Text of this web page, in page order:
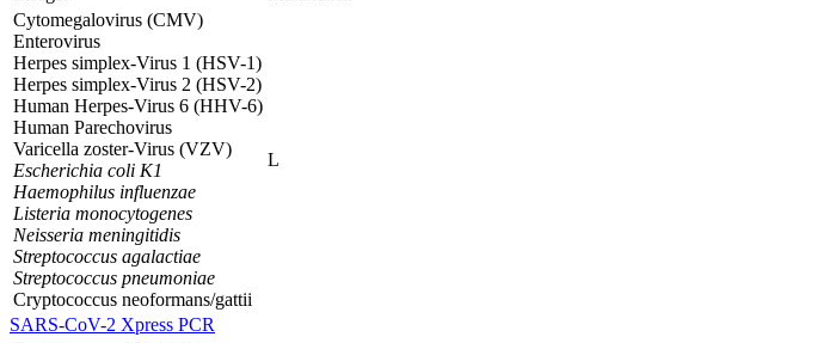
Cytomegalovirus (CMV)
Enterovirus
Herpes simplex-Virus 1 (HSV-1)
Herpes simplex-Virus 2 (HSV-2)
Human Herpes-Virus 6 (HHV-6)
Human Parechovirus
Varicella zoster-Virus (VZV)
Escherichia coli K1
Haemophilus influenzae
Listeria monocytogenes
Neisseria meningitidis
Streptococcus agalactiae
Streptococcus pneumoniae
Cryptococcus neoformans/gattii
L
SARS-CoV-2 Xpress PCR